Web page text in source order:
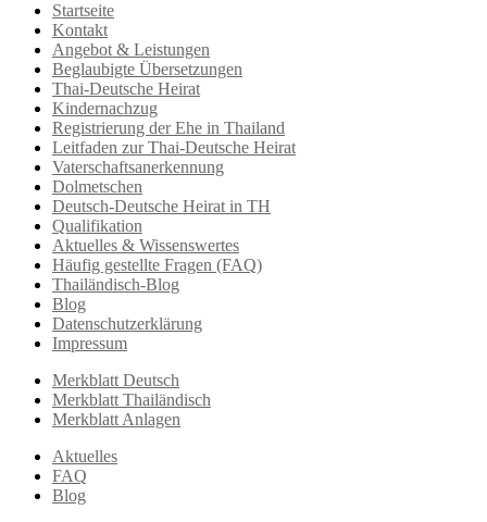
Startseite
Kontakt
Angebot & Leistungen
Beglaubigte Übersetzungen
Thai-Deutsche Heirat
Kindernachzug
Registrierung der Ehe in Thailand
Leitfaden zur Thai-Deutsche Heirat
Vaterschaftsanerkennung
Dolmetschen
Deutsch-Deutsche Heirat in TH
Qualifikation
Aktuelles & Wissenswertes
Häufig gestellte Fragen (FAQ)
Thailändisch-Blog
Blog
Datenschutzerklärung
Impressum
Merkblatt Deutsch
Merkblatt Thailändisch
Merkblatt Anlagen
Aktuelles
FAQ
Blog